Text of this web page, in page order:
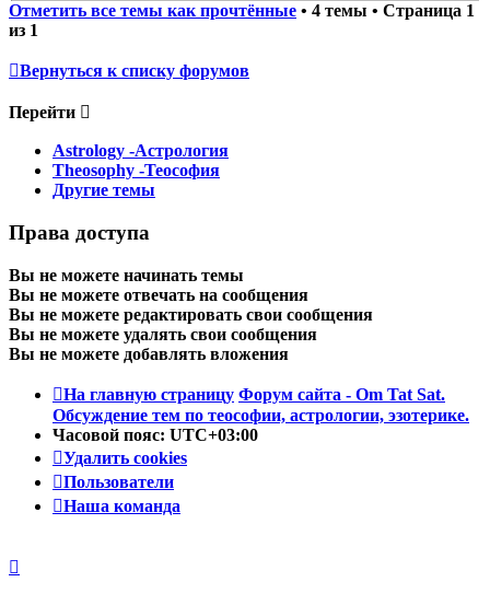
Отметить все темы как прочтённые • 4 темы • Страница 1
из 1
Вернуться к списку форумов
Перейти
Astrology -Астрология
Theosophy -Теософия
Другие темы
Права доступа
Вы не можете начинать темы
Вы не можете отвечать на сообщения
Вы не можете редактировать свои сообщения
Вы не можете удалять свои сообщения
Вы не можете добавлять вложения
На главную страницу Форум сайта - Om Tat Sat.
Обсуждение тем по теософии, астрологии, эзотерике.
Часовой пояс: UTC+03:00
Удалить cookies
Пользователи
Наша команда